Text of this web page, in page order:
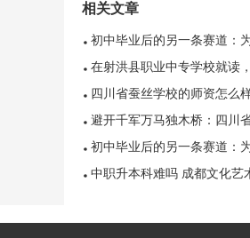
相关文章
初中毕业后的另一条赛道：
业技术学校值得考虑
在射洪县职业中专学校就读
四川省蚕丝学校的师资怎么
避开千军万马独木桥：四川
何帮你弯道超车
初中毕业后的另一条赛道：
职业学校值得考虑
中职升本科难吗 成都文化艺